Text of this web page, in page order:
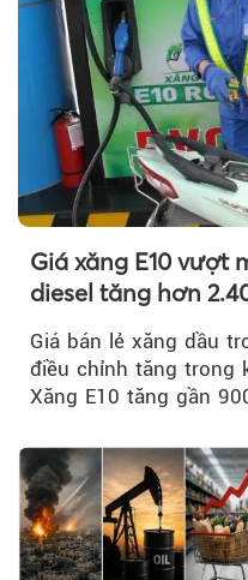
Giá xăng E10 vượt
diesel tăng hơn
Giá bán lẻ xăng dầu
điều chỉnh tăng trong
Xăng E10 tăng gần